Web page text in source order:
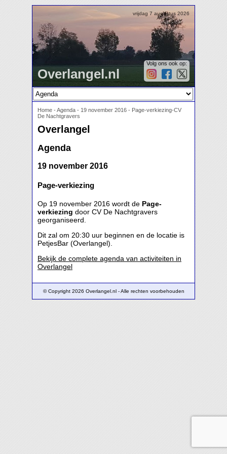
vrijdag 7 augustus 2026
Overlangel.nl
Volg ons ook op:
Home -Agenda - 19 november 2016 - Page-verkiezing-CV
De Nachtgravers
Overlangel
Agenda
19 november 2016
Page-verkiezing
Op 19 november 2016 wordt de Page-
verkiezing door CV De Nachtgravers
georganiseerd.
Dit zal om 20:30 uur beginnen en de locatie is
PetjesBar (Overlangel).
Bekijk de complete agenda van activiteiten in
Overlangel
© Copyright 2026 Overlangel.nl - Alle rechten voorbehouden